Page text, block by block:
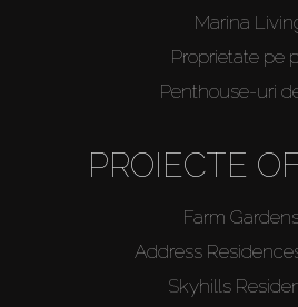
Marina
Proprietate pe
Penthouse-uri
PROIECTE
Farm
Address
Skyhills